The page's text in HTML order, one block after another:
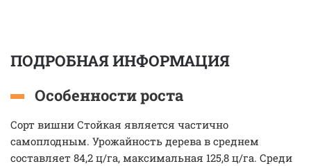
ПОДРОБНАЯ ИНФОРМАЦИЯ
Особенности роста
Сорт вишни Стойкая является частично
самоплодным. Урожайность дерева в среднем
составляет 84,2 ц/га, максимальная 125,8 ц/га. Среди